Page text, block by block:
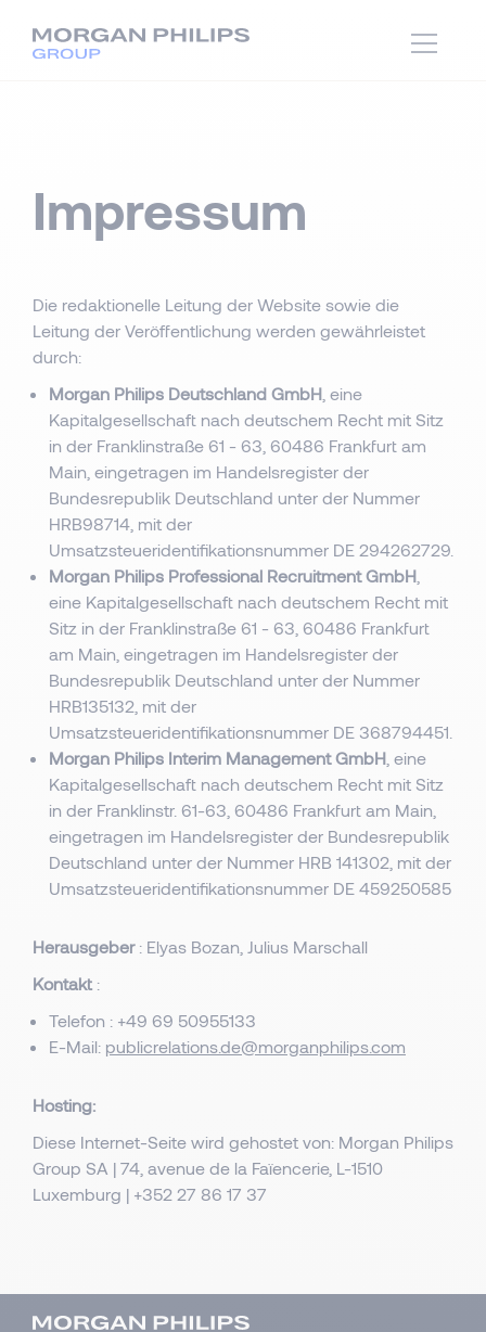
Impressum
Die redaktionelle Leitung der Website sowie die
Leitung der Veröffentlichung werden gewährleistet
durch:
Morgan Philips Deutschland GmbH , eine
Kapitalgesellschaft nach deutschem Recht mit Sitz
in der Franklinstraße 61 - 63, 60486 Frankfurt am
Main, eingetragen im Handelsregister der
Bundesrepublik Deutschland unter der Nummer
HRB98714, mit der
Umsatzsteueridentifikationsnummer DE 294262729.
Morgan Philips Professional Recruitment GmbH
eine Kapitalgesellschaft nach deutschem Recht mit
Sitz in der Franklinstraße 61 - 63, 60486 Frankfurt
am Main, eingetragen im Handelsregister der
Bundesrepublik Deutschland unter der Nummer
HRB135132, mit der
Umsatzsteueridentifikationsnummer DE 368794451.
Morgan Philips Interim Management GmbH , eine
Kapitalgesellschaft nach deutschem Recht mit Sitz
in der Franklinstr. 61-63, 60486 Frankfurt am Main,
eingetragen im Handelsregister der Bundesrepublik
Deutschland unter der Nummer HRB 141302, mit der
Umsatzsteueridentifikationsnummer DE 459250585
Herausgeber: Elyas Bozan, Julius Marschall
Kontakt :
Telefon : +49 69 50955133
E-Mail: publicrelations.de@morganphilips.com
Hosting:
Diese Internet-Seite wird gehostet von: Morgan Philips
Group SA | 74, avenue de la Faïencerie, L-1510
Luxemburg | +352 27 86 17 37